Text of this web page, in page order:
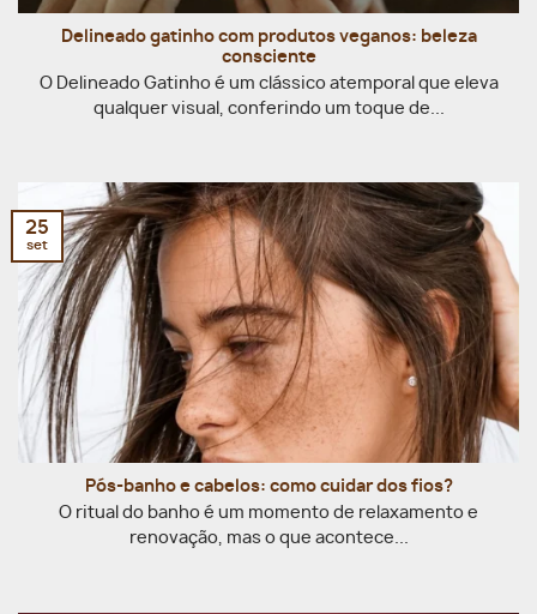
Delineado gatinho com produtos veganos: beleza
consciente
O Delineado Gatinho é um clássico atemporal que eleva
qualquer visual, conferindo um toque de...
Pós-banho e cabelos: como cuidar dos fios?
O ritual do banho é um momento de relaxamento e
renovação, mas o que acontece...
25
set